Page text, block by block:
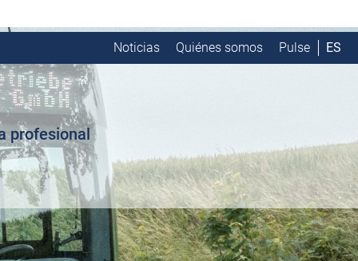
Noticias Quiénes somos Pulse ES
profesional